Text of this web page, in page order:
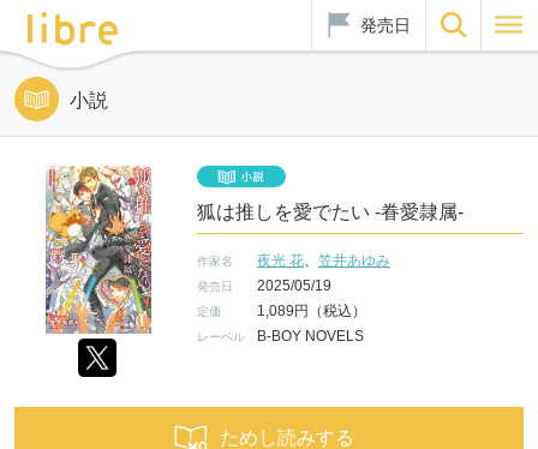
発売日
小説
狐は推しを愛でたい -眷愛隷属-
作家名 夜光 花、 笠井あゆみ
発売日 2025/05/19
定価 1,089円（税込）
レーベル B-BOY NOVELS
ためし読みする